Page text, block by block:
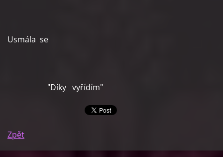
Usmála se
"Díky vyřídím"
Zpět